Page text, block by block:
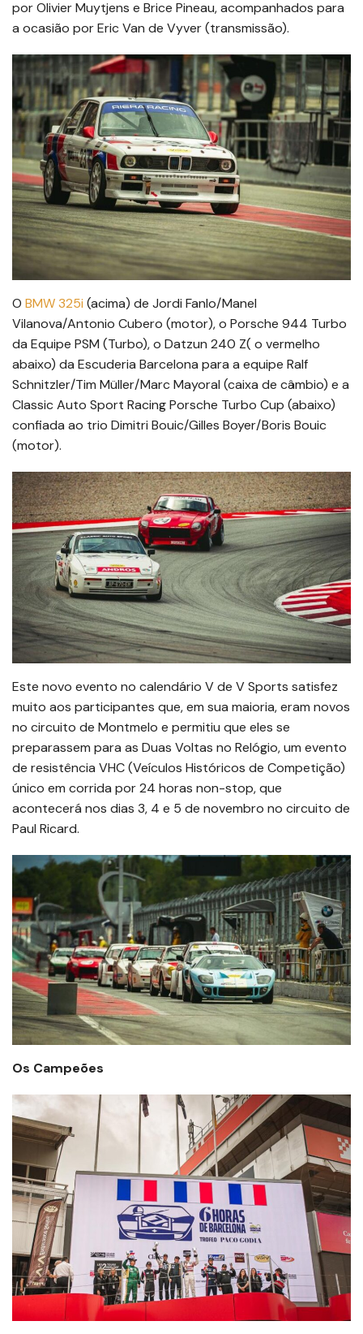
por Olivier Muytjens e Brice Pineau, acompanhados para
a ocasião por Eric Van de Vyver (transmissão).
O BMW 325i (acima) de Jordi Fanlo/Manel
Vilanova/Antonio Cubero (motor), o Porsche 944 Turbo
da Equipe PSM (Turbo), o Datzun 240 Z( o vermelho
abaixo) da Escuderia Barcelona para a equipe Ralf
Schnitzler/Tim Müller/Marc Mayoral (caixa de câmbio) e a
Classic Auto Sport Racing Porsche Turbo Cup (abaixo)
confiada ao trio Dimitri Bouic/Gilles Boyer/Boris Bouic
(motor).
Este novo evento no calendário V de V Sports satisfez
muito aos participantes que, em sua maioria, eram novos
no circuito de Montmelo e permitiu que eles se
preparassem para as Duas Voltas no Relógio, um evento
de resistência VHC (Veículos Históricos de Competição)
único em corrida por 24 horas non-stop, que
acontecerá nos dias 3, 4 e 5 de novembro no circuito de
Paul Ricard.
Os Campeões